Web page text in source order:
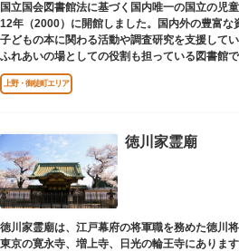
国立国会図書館法に基づく国内唯一の国立の児
12年（2000）に開館しました。国内外の豊富な
子どもの本に関わる活動や調査研究を支援して
ふれあいの場としての役割も担っている図書館で
レンガ棟は、明治39年（1906）に建てられた帝
利用しています。
上野・御徒町エリア
徳川家霊廟
徳川家霊廟は、江戸幕府の将軍職を務めた徳川
東京の寛永寺、増上寺、日光の輪王寺にありま